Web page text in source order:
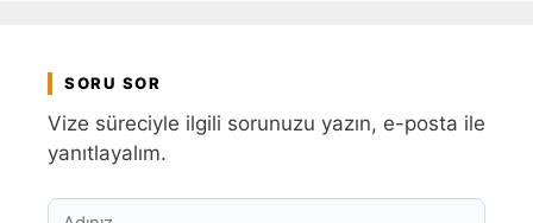
SORU SOR
Vize süreciyle ilgili sorunuzu yazın, e-posta ile
yanıtlayalım.